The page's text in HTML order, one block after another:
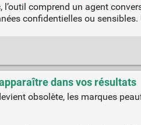
l’outil comprend un agent
confidentielles ou
dans vos résultats
obsolète, les marques